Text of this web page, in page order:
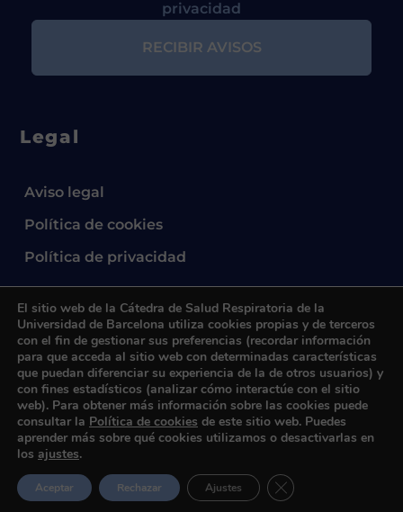
privacidad
Legal
Aviso legal
Política de cookies
Política de privacidad
2024 © Cátedra UB de Salud Respiratoria.All
rights reserved.
El sitio web de la Cátedra de Salud Respiratoria de la
Universidad de Barcelona utiliza cookies propias y de terceros
con el fin de gestionar sus preferencias (recordar información
para que acceda al sitio web con determinadas características
que puedan diferenciar su experiencia de la de otros usuarios) y
con fines estadísticos (analizar cómo interactúe con el sitio
web). Para obtener más información sobre las cookies puede
consultar la Política de cookies de este sitio web. Puedes
aprender más sobre qué cookies utilizamos o desactivarlas en
los ajustes.
Aceptar Rechazar Ajustes Cerrar el banner de